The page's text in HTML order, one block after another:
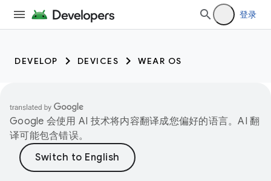
登录
DEVELOP DEVICES WEAR OS
Google 会使用 AI 技术将内容翻译成您偏好的语言。AI 翻
译可能包含错误。